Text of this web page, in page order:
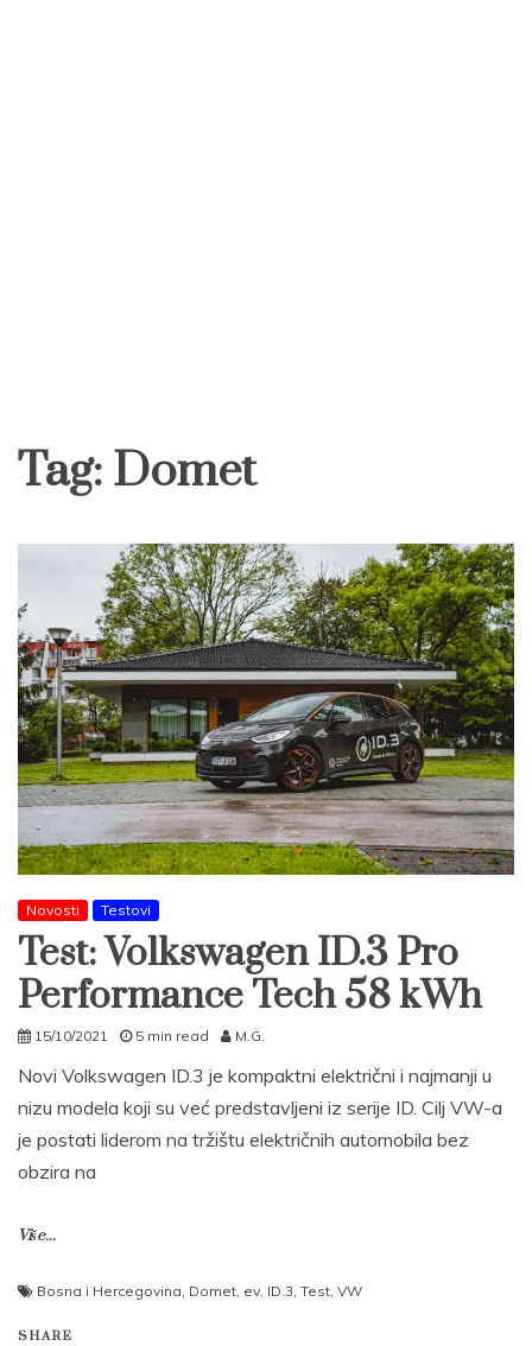
Tag: Domet
Novosti Testovi
Test: Volkswagen ID.3 Pro
Performance Tech 58 kWh
15/10/2021 5 min read M.G.
Novi Volkswagen ID.3 je kompaktni električni i najmanji u
nizu modela koji su već predstavljeni iz serije ID. Cilj VW-a
je postati liderom na tržištu električnih automobila bez
obzira na
Više...
Bosna i Hercegovina Domet ev ID.3 Test VW
SHARE